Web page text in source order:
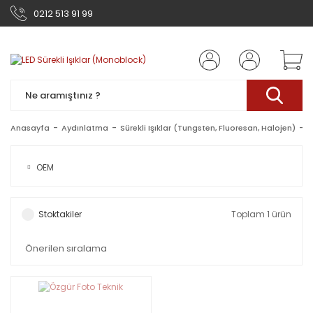
0212 513 91 99
Anasayfa Aydınlatma Sürekli Işıklar (Tungsten, Fluoresan, Halojen)
OEM
Stoktakiler Toplam 1 ürün